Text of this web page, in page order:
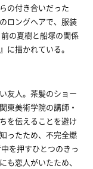
の付き合いだった
ロングヘアで、服装
の夏樹と船塚の関係
に描かれている。
友人。茶髪のショー
東美術学院の講師・
を伝えることを避け
ったため、不完全燃
を押すひとつのきっ
恋人がいたため、